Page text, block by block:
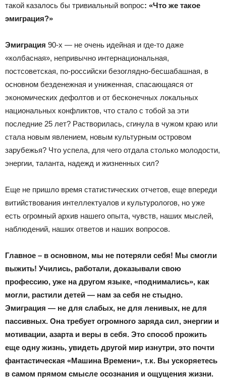
такой казалось бы тривиальный вопрос: «Что же такое
эмиграция?»
Эмиграция 90-x — не очень идейная и где-то даже
«колбасная», непривычно интернациональная,
постсоветская, по-российски безоглядно-бесшабашная, в
основном безденежная и униженная, спасающаяся от
экономических дефолтов и от бесконечных локальных
национальных конфликтов, что стало с тобой за эти
последние 25 лет? Растворилась, сгинула в чужом краю или
стала новым явлением, новым культурным островом
зарубежья? Что успела, для чего отдала столько молодости,
энергии, таланта, надежд и жизненных сил?
Еще не пришло время статистических отчетов, еще впереди
витийствования интеллектуалов и культурологов, но уже
есть огромный архив нашего опыта, чувств, наших мыслей,
наблюдений, наших ответов и наших вопросов.
Главное – в основном, мы не потеряли себя! Мы смогли
выжить! Учились, работали, доказывали свою
профессию, уже на другом языке, «поднимались», как
могли, растили детей — нам за себя не стыдно.
Эмиграция — не для слабых, не для ленивых, не для
пассивных. Она требует огромного заряда сил, энергии и
мотивации, азарта и веры в себя. Это способ прожить
еще одну жизнь, увидеть другой мир изнутри, это почти
фантастическая «Машина Времени», т.к. Вы ускоряетесь
в самом прямом смысле осознания и ощущения жизни.